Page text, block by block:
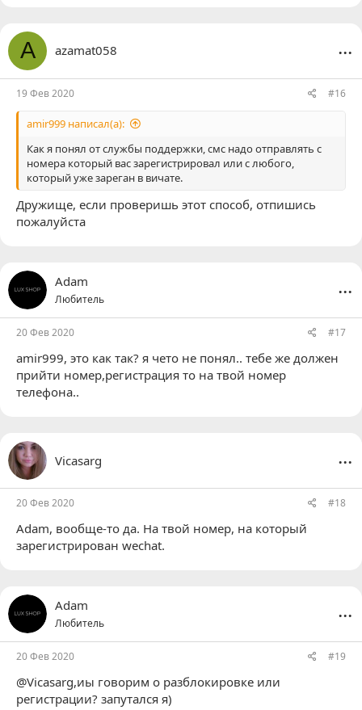
A azamat058 ...
19 Фев 2020 #16
amir999 написал(а):
Как я понял от службы поддержки, смс надо отправлять с
номера который вас зарегистрировал или с любого,
который уже зареган в вичате.
Дружище, если проверишь этот способ, отпишись
пожалуйста
Adam
Любитель
...
20 Фев 2020 #17
amir999, это как так? я чето не понял.. тебе же должен
прийти номер,регистрация то на твой номер
телефона..
Vicasarg ...
20 Фев 2020 #18
Adam, вообще-то да. На твой номер, на который
зарегистрирован wechat.
Adam
Любитель
...
20 Фев 2020 #19
@Vicasarg,иы говорим о разблокировке или
регистрации? запутался я)